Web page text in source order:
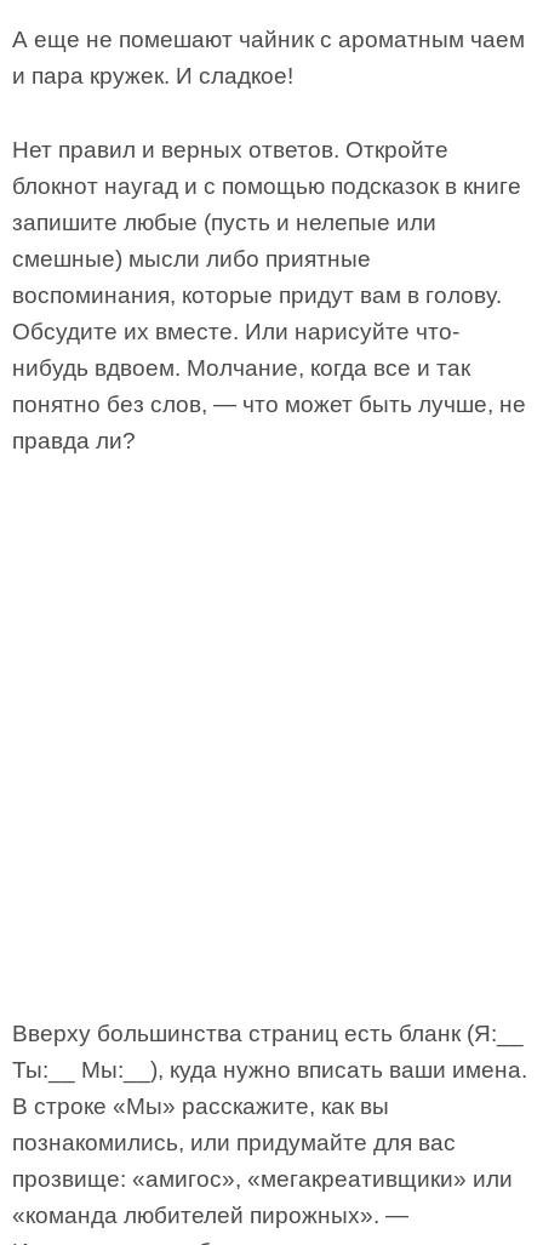
А еще не помешают чайник с ароматным чаем
и пара кружек. И сладкое!
Нет правил и верных ответов. Откройте
блокнот наугад и с помощью подсказок в книге
запишите любые (пусть и нелепые или
смешные) мысли либо приятные
воспоминания, которые придут вам в голову.
Обсудите их вместе. Или нарисуйте что-
нибудь вдвоем. Молчание, когда все и так
понятно без слов, — что может быть лучше, не
правда ли?
Вверху большинства страниц есть бланк (Я:__
Ты:__ Мы:__), куда нужно вписать ваши имена.
В строке «Мы» расскажите, как вы
познакомились, или придумайте для вас
прозвище: «амигос», «мегакреативщики» или
«команда любителей пирожных». —